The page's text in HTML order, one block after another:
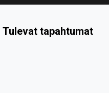
Tulevat tapahtumat